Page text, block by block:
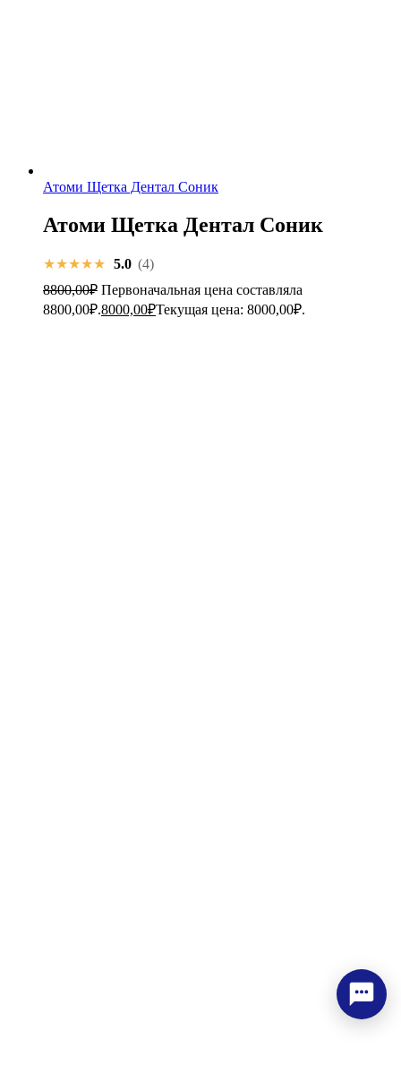
Атоми Щетка Дентал Соник
Атоми Щетка Дентал Соник
★★★★★ 5.0 (4)
8800,00₽ Первоначальная цена составляла
8800,00₽.8000,00₽Текущая цена: 8000,00₽.